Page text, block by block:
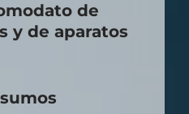
de
y de aparatos